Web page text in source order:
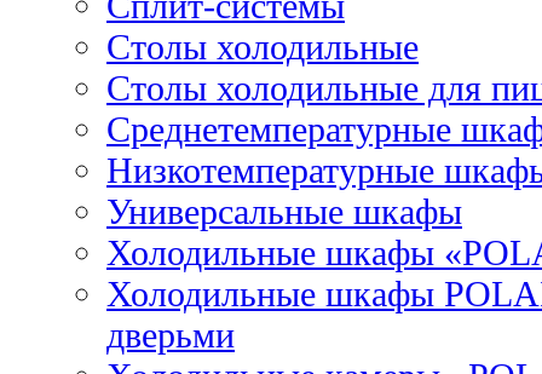
Столы холодильные
Столы холодильные для
Среднетемпературные
Низкотемпературные
Универсальные шкафы
Холодильные шкафы
Холодильные шкафы
дверьми